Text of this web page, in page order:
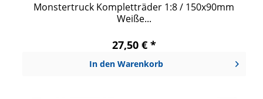
Monstertruck Kompletträder 1:8 / 150x90mm
Weiße...
27,50 € *
In den Warenkorb